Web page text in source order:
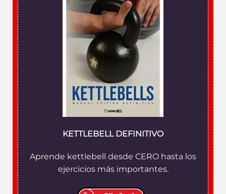
KETTLEBELL DEFINITIVO
Aprende kettlebell desde CERO hasta los
ejercicios más importantes.